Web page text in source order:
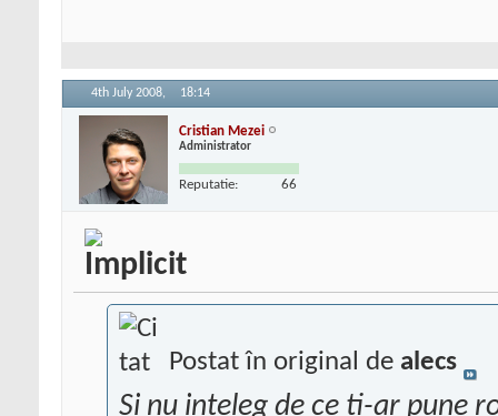
4th July 2008, 18:14
Cristian Mezei
Administrator
Reputatie: 66
Postat în original de alecs
Si nu inteleg de ce ti-ar pune